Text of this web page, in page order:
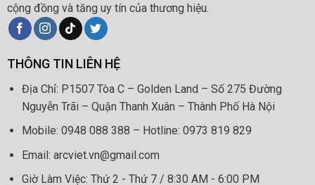
cộng đồng và tăng uy tín của thương hiệu.
THÔNG TIN LIÊN HỆ
Địa Chỉ: P1507 Tòa C – Golden Land – Số 275 Đường
Nguyễn Trãi – Quận Thanh Xuân – Thành Phố Hà Nội
Mobile: 0948 088 388 – Hotline: 0973 819 829
Email: arcviet.vn@gmail.com
Giờ Làm Việc: Thứ 2 - Thứ 7 / 8:30 AM - 6:00 PM